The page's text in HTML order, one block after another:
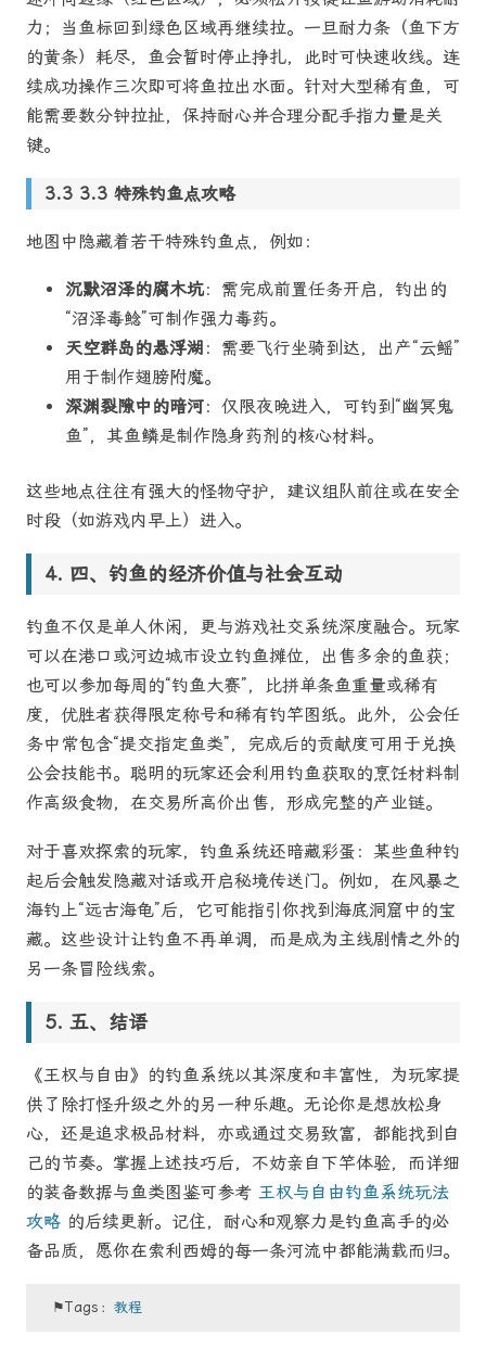
力；当鱼标回到绿色区域再继续拉。一旦耐力条（鱼下方
的黄条）耗尽，鱼会暂时停止挣扎，此时可快速收线。连
续成功操作三次即可将鱼拉出水面。针对大型稀有鱼，可
能需要数分钟拉扯，保持耐心并合理分配手指力量是关
键。
3.3 特殊钓鱼点攻略
地图中隐藏着若干特殊钓鱼点，例如：
沉默沼泽的腐木坑：需完成前置任务开启，钓出的
“沼泽毒鲶”可制作强力毒药。
天空群岛的悬浮湖 ：需要飞行坐骑到达，出产“云鳐”
用于制作翅膀附魔。
深渊裂隙中的暗河：仅限夜晚进入，可钓到“幽冥鬼
鱼”，其鱼鳞是制作隐身药剂的核心材料。
这些地点往往有强大的怪物守护，建议组队前往或在安全
时段（如游戏内早上）进入。
四、钓鱼的经济价值与社会互动
钓鱼不仅是单人休闲，更与游戏社交系统深度融合。玩家
可以在港口或河边城市设立钓鱼摊位，出售多余的鱼获；
也可以参加每周的“钓鱼大赛”，比拼单条鱼重量或稀有
度，优胜者获得限定称号和稀有钓竿图纸。此外，公会任
务中常包含“提交指定鱼类”，完成后的贡献度可用于兑换
公会技能书。聪明的玩家还会利用钓鱼获取的烹饪材料制
作高级食物，在交易所高价出售，形成完整的产业链。
对于喜欢探索的玩家，钓鱼系统还暗藏彩蛋：某些鱼种钓
起后会触发隐藏对话或开启秘境传送门。例如，在风暴之
海钓上“远古海龟”后，它可能指引你找到海底洞窟中的宝
藏。这些设计让钓鱼不再单调，而是成为主线剧情之外的
另一条冒险线索。
五、结语
《王权与自由》的钓鱼系统以其深度和丰富性，为玩家提
供了除打怪升级之外的另一种乐趣。无论你是想放松身
心，还是追求极品材料，亦或通过交易致富，都能找到自
己的节奏。掌握上述技巧后，不妨亲自下竿体验，而详细
的装备数据与鱼类图鉴可参考 王权与自由钓鱼系统玩法
攻略 的后续更新。记住，耐心和观察力是钓鱼高手的必
备品质，愿你在索利西姆的每一条河流中都能满载而归。
⚑Tags：教程